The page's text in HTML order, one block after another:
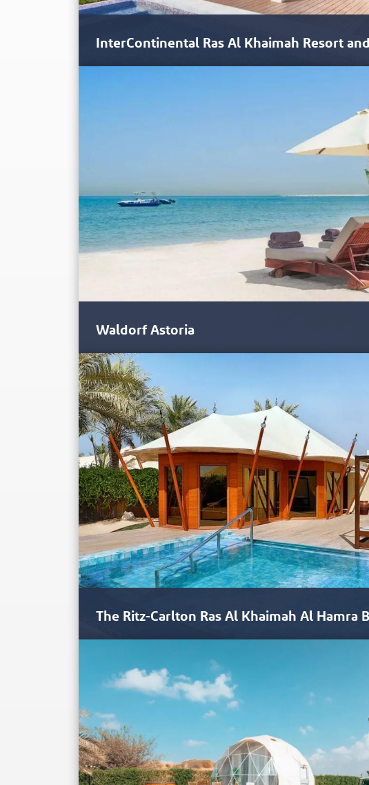
InterContinental Ras Al Khaimah Resort
Waldorf Astoria
O Waldorf Astoria é tão icônico para o litoral de Ras Al Khaimah
The Ritz-Carlton Ras Al Khaimah Al Hamra
O Ritz-Carlton na Al Hamra Beach em Ras Al Khaimah, é um resort
completamente isolado,…